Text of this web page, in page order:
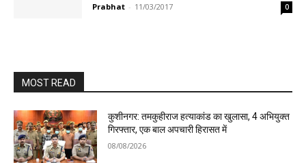
Prabhat - 11/03/2017 0
MOST READ
कुशीनगर: तमकुहीराज हत्याकांड का खुलासा, 4 अभियुक्त
गिरफ्तार, एक बाल अपचारी हिरासत में
08/08/2026